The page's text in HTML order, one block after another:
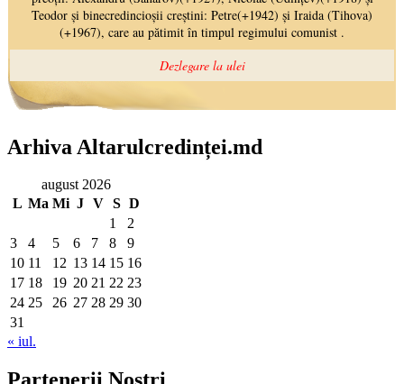
Arhiva Altarulcredinței.md
august 2026
L Ma Mi J V S D
1
2
3
4 5 6 7 8
9
10 11 12 13 14 15 16
17 18 19 20 21 22 23
24 25 26 27 28 29 30
31
« iul.